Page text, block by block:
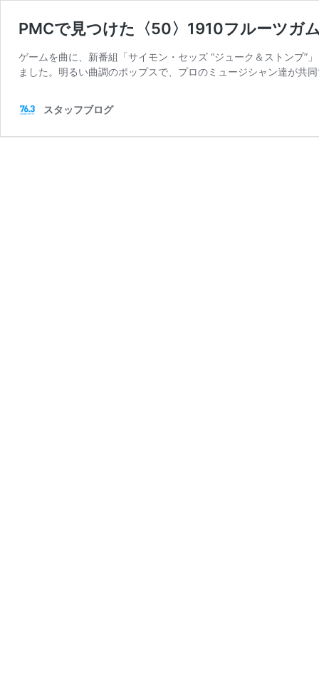
PMCで見つけた〈50〉1910フルーツガ
ゲームを曲に、新番組「サイモン・セッズ “ジューク＆ストンプ
ました。明るい曲調のポップスで、プロのミュージシャン達が共
スタッフブログ